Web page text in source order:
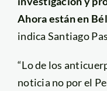
Ahora están en
indica Santiago
“Lo de los
noticia no por el